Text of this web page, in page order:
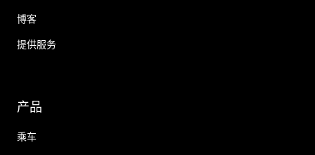
博客
提供服务
产品
乘车